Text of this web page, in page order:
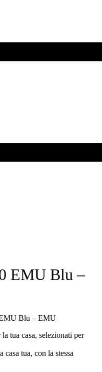
EMU Blu –
Blu – EMU
tua casa, selezionati per
tua, con la stessa